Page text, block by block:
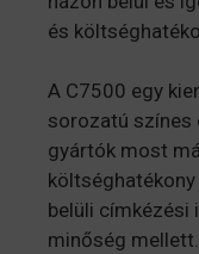
és
A C7500 egy
sorozatú színes
gyártók most
belüli címkézési
minőség